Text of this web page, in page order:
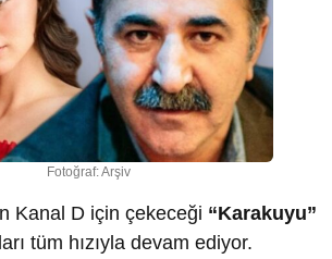
Fotoğraf: Arşiv
Kanal D için çekeceği “Karakuyu”
tüm hızıyla devam ediyor.